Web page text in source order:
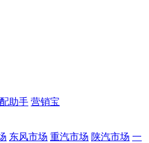
助手 营销宝
东风市场 重汽市场 陕汽市场 一